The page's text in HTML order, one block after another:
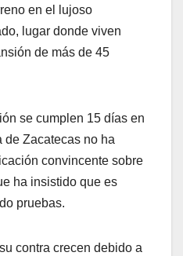
en el lujoso
lugar donde viven
de más de 45
se cumplen 15 días en
de Zacatecas no ha
convincente sobre
ha insistido que es
pruebas.
contra crecen debido a